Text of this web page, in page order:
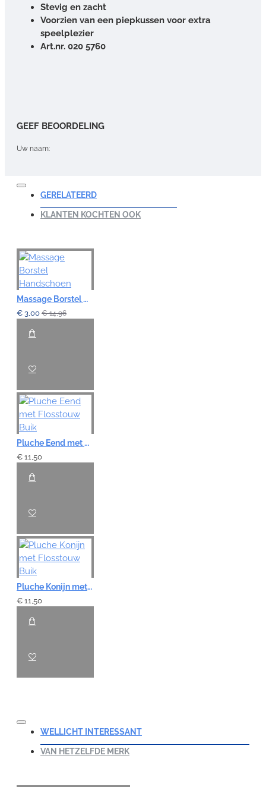
Stevig en zacht
Voorzien van een piepkussen voor extra
speelplezier
Art.nr. 020 5760
GEEF BEOORDELING
Uw naam:
Opmerking:
Note:HTML-code wordt niet vertaald!
Waardering:
Slecht
GERELATEERD
KLANTEN KOCHTEN OOK
Massage Borstel Handschoen
€ 3,00 € 14,96
Pluche Eend met Flosstouw Buik
€ 11,50
Pluche Konijn met Flosstouw Buik
€ 11,50
WELLICHT INTERESSANT
VAN HETZELFDE MERK